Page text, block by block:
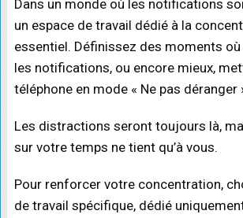
Dans un monde où les notifications
un espace de travail dédié à la
essentiel. Définissez des moments
les notifications, ou encore mieux,
téléphone en mode « Ne pas déranger
Les distractions seront toujours là,
sur votre temps ne tient qu’à vous.
Pour renforcer votre concentration,
de travail spécifique, dédié